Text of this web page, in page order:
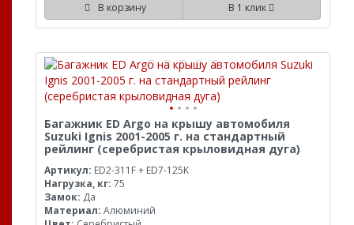
В корзину В 1 клик
Багажник ED Argo на крышу автомобиля
Suzuki Ignis 2001-2005 г. на стандартный
рейлинг (серебристая крыловидная дуга)
Артикул: ED2-311F + ED7-125K
Нагрузка, кг: 75
Замок: Да
Материал: Алюминий